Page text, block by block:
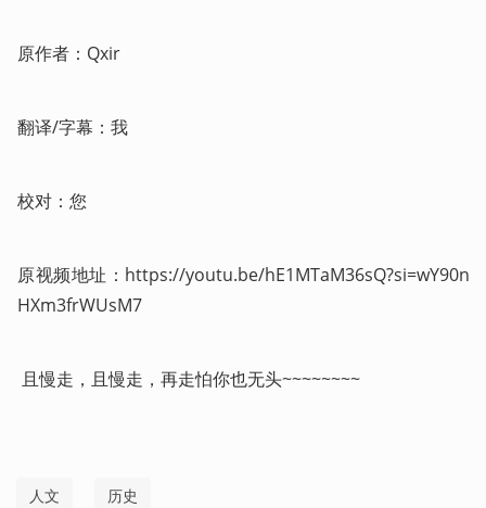
原作者：Qxir
翻译/字幕：我
校对：您
原视频地址：https://youtu.be/hE1MTaM36sQ?si=wY90n
HXm3frWUsM7
且慢走，且慢走，再走怕你也无头~~~~~~~~
人文 历史